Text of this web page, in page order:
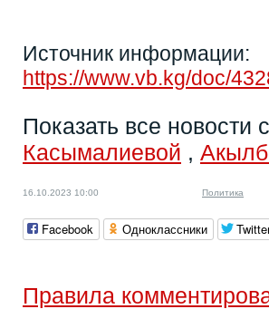
Источник информации:
https://www.vb.kg/doc/
Показать все новости
Касымалиевой ,
16.10.2023 10:00 Политика
Facebook Одноклассники
Правила